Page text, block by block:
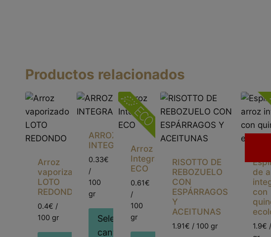
Productos relacionados
Arroz
vaporizado
LOTO
REDONDO
0.4€ /
100 gr
ARROZ
INTEGRAL
0.33€
/
100
gr
Seleccionar
cantidad
Arroz
Integral
ECO
0.61€
/
100
gr
RISOTTO DE
REBOZUELO
CON
ESPÁRRAGOS
Y
ACEITUNAS
1.91€ / 100 gr
de
con
1.9€